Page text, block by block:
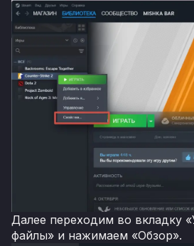
Далее переходим во вкладку
файлы» и нажимаем «Обзор».